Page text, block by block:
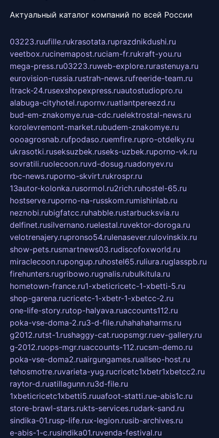
Актуальный каталог компаний по всей России
03223.ruufille.rukrasotata.ruprazdnikdushi.ru
veetbox.rucinemapost.ruciam-fr.rukraft-you.ru
mega-press.ru03223.ruweb-explore.rurastenuya.ru
eurovision-russia.rustrah-news.rufreeride-team.ru
itrack-24.rusexshopexpress.ruautostudiopro.ru
alabuga-cityhotel.rupornv.ruatlantpereezd.ru
bud-em-znakomye.rua-cdc.ruelektrostal-news.ru
korolevremont-market.rubudem-znakomye.ru
oooagrosnab.rufpodaso.ruemfire.rupro-otdelky.ru
ukrasotki.ruseksuzbek.ruseks-uzbek.ruporno-vk.ru
sovratili.ruolecoon.ruvd-dosug.ruadonyev.ru
rbc-news.ruporno-skvirt.rukrospr.ru
13autor-kolonka.rusormol.ru2rich.ruhostel-65.ru
hostserve.ruporno-na-russkom.rumishinlab.ru
neznobi.rubigfatcc.ruhabble.rustarbucksvia.ru
delfinet.rusilvernano.ruelestal.ruvektor-doroga.ru
velotrenajery.rupronso54.rulenasever.rulovinskix.ru
show-pets.rusmartnews03.rudiscofoxworld.ru
miraclecoon.rupongup.ruhostel65.ruliura.ruglasspb.ru
firehunters.rugribowo.rugnalis.rubulkitula.ru
hometown-france.ru1-xbeticricetc-1-xbetti-5.ru
shop-garena.rucricetc-1-xbetr-1-xbetcc-2.ru
one-life-story.rutop-halyava.ruaccounts112.ru
poka-vse-doma-2.ru3-d-file.ruhahahaharms.ru
g2012.rutst-1.rushaggy-cat.ruopsmgr.ruev-gallery.ru
g-2012.ruops-mgr.ruaccounts-112.rucsm-demo.ru
poka-vse-doma2.ruairgungames.ruallseo-host.ru
tehosmotre.ruvarieta-yug.rucricetc1xbetr1xbetcc2.ru
raytor-d.ruatillagunn.ru3d-file.ru
1xbeticricetc1xbetti5.ruuafoot-statti.rue-abis1c.ru
store-brawl-stars.rukts-services.rudark-sand.ru
sindika-01.rusp-life.rux-legion.rusib-archives.ru
e-abis-1-c.rusindika01.ruvenda-festival.ru